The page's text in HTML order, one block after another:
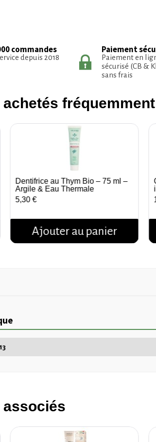
commandes
depuis 2018
Paiement
Paiement en
sécurisé (CB &
sans frais
Aperçu rapide
Dentifrice au Thym Bio – 75 ml –
Argile & Eau Thermale
5,30 €
Ajouter au panier